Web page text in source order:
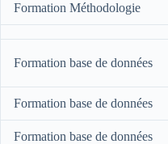
Formation Méthodologie
Formation base de données
Formation base de données
Formation base de données